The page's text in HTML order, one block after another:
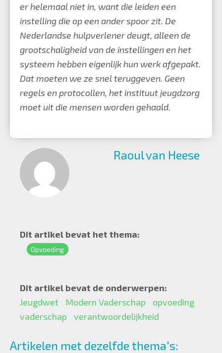
er helemaal niet in, want die leiden een
instelling die op een ander spoor zit. De
Nederlandse hulpverlener deugt, alleen de
grootschaligheid van de instellingen en het
systeem hebben eigenlijk hun werk afgepakt.
Dat moeten we ze snel teruggeven. Geen
regels en protocollen, het instituut jeugdzorg
moet uit die mensen worden gehaald.
Raoul van Heese
Dit artikel bevat het thema:
Opvoeding
Dit artikel bevat de onderwerpen:
Jeugdwet
Modern Vaderschap
opvoeding
vaderschap
verantwoordelijkheid
Artikelen met dezelfde thema's: